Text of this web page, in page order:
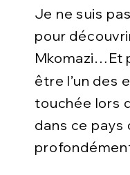
Je ne suis
pour
Mkomazi…Et
être l’un des
touchée lors
dans ce pays